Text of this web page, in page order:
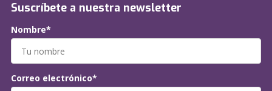
Suscríbete a nuestra newsletter
Nombre*
Correo electrónico*